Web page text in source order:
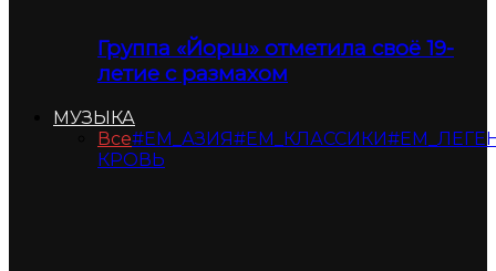
Группа «Йорш» отметила своё 19-
летие с размахом
МУЗЫКА
Все#ЕМ_АЗИЯ#ЕМ_КЛАССИКИ
КРОВЬ